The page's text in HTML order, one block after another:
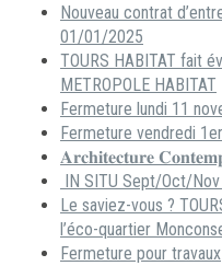
Nouveau contrat
01/01/2025
TOURS HABITAT fait
METROPOLE HABITAT
Fermeture lundi 11
Fermeture vendredi
𝐀𝐫𝐜𝐡𝐢𝐭𝐞𝐜𝐭𝐮𝐫𝐞
IN SITU Sept/Oct/
Le saviez-vous ?
l’éco-quartier
Fermeture pour travaux